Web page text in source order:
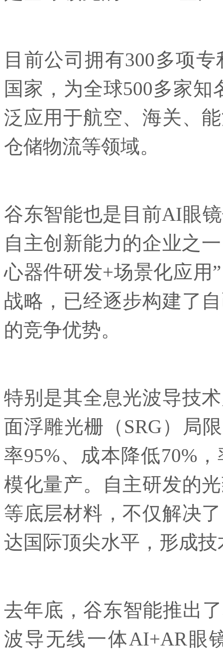
目前公司拥有300多项
国家，为全球500多家
泛应用于航空、海关、
仓储物流等领域。
谷东智能也是目前AI眼
自主创新能力的企业之
心器件研发+场景化应用
战略，已经逐步构建了
的竞争优势。
特别是其全息光波导技
面浮雕光栅（SRG）局
率95%、成本降低70%
模化量产。自主研发的
等底层材料，不仅解决
达国际顶尖水平，形成
去年底，谷东智能推出
波导无线一体AI+AR眼